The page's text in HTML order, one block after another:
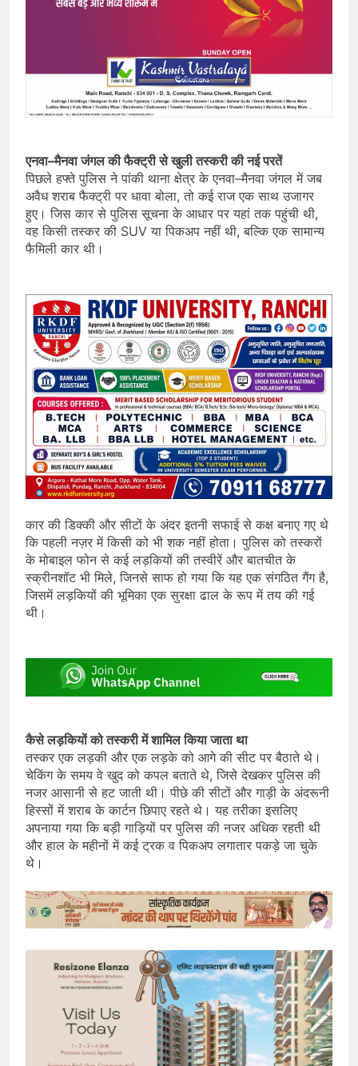
एनवा–मैनवा जंगल की फैक्ट्री से खुली तस्करी की नई परतें
पिछले हफ्ते पुलिस ने पांकी थाना क्षेत्र के एनवा–मैनवा जंगल में जब
अवैध शराब फैक्ट्री पर धावा बोला, तो कई राज एक साथ उजागर
हुए। जिस कार से पुलिस सूचना के आधार पर यहां तक पहुंची थी,
वह किसी तस्कर की SUV या पिकअप नहीं थी, बल्कि एक सामान्य
फैमिली कार थी।
कार की डिक्की और सीटों के अंदर इतनी सफाई से कक्ष बनाए गए थे
कि पहली नज़र में किसी को भी शक नहीं होता। पुलिस को तस्करों
के मोबाइल फोन से कई लड़कियों की तस्वीरें और बातचीत के
स्क्रीनशॉट भी मिले, जिनसे साफ हो गया कि यह एक संगठित गैंग है,
जिसमें लड़कियों की भूमिका एक सुरक्षा ढाल के रूप में तय की गई
थी।
कैसे लड़कियों को तस्करी में शामिल किया जाता था
तस्कर एक लड़की और एक लड़के को आगे की सीट पर बैठाते थे।
चेकिंग के समय वे खुद को कपल बताते थे, जिसे देखकर पुलिस की
नजर आसानी से हट जाती थी। पीछे की सीटों और गाड़ी के अंदरूनी
हिस्सों में शराब के कार्टन छिपाए रहते थे। यह तरीका इसलिए
अपनाया गया कि बड़ी गाड़ियों पर पुलिस की नजर अधिक रहती थी
और हाल के महीनों में कई ट्रक व पिकअप लगातार पकड़े जा चुके
थे।